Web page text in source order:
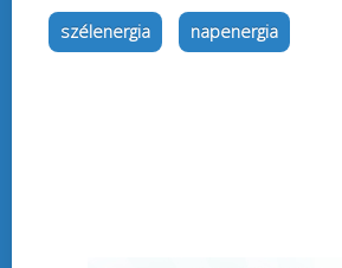
szélenergia napenergia